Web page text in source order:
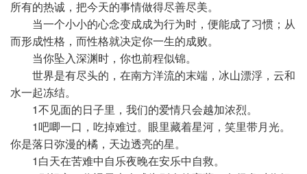
所有的热诚，把今天的事情做得尽善尽美。
当一个小小的心念变成成为行为时，便能成了习惯；从
而形成性格，而性格就决定你一生的成败。
当你坠入深渊时，你也前程似锦。
世界是有尽头的，在南方洋流的末端，冰山漂浮，云和
水一起冻结。
1不见面的日子里，我们的爱情只会越加浓烈。
1吧唧一口，吃掉难过。眼里藏着星河，笑里带月光。
你是落日弥漫的橘，天边透亮的星。
1白天在苦难中自乐夜晚在安乐中自救。